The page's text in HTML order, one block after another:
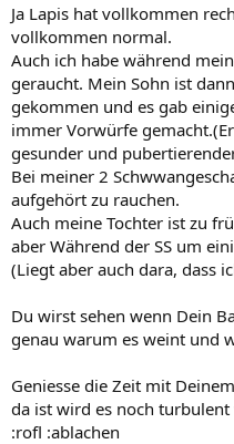
Ja Lapis hat vollkommen
vollkommen normal.
Auch ich habe während
geraucht. Mein Sohn ist
gekommen und es gab
immer Vorwürfe
gesunder und
Bei meiner 2
aufgehört zu rauchen.
Auch meine Tochter ist zu
aber Während der SS um
(Liegt aber auch dara, dass
Du wirst sehen wenn Dein
genau warum es weint und
Geniesse die Zeit mit
da ist wird es noch
:rofl :ablachen